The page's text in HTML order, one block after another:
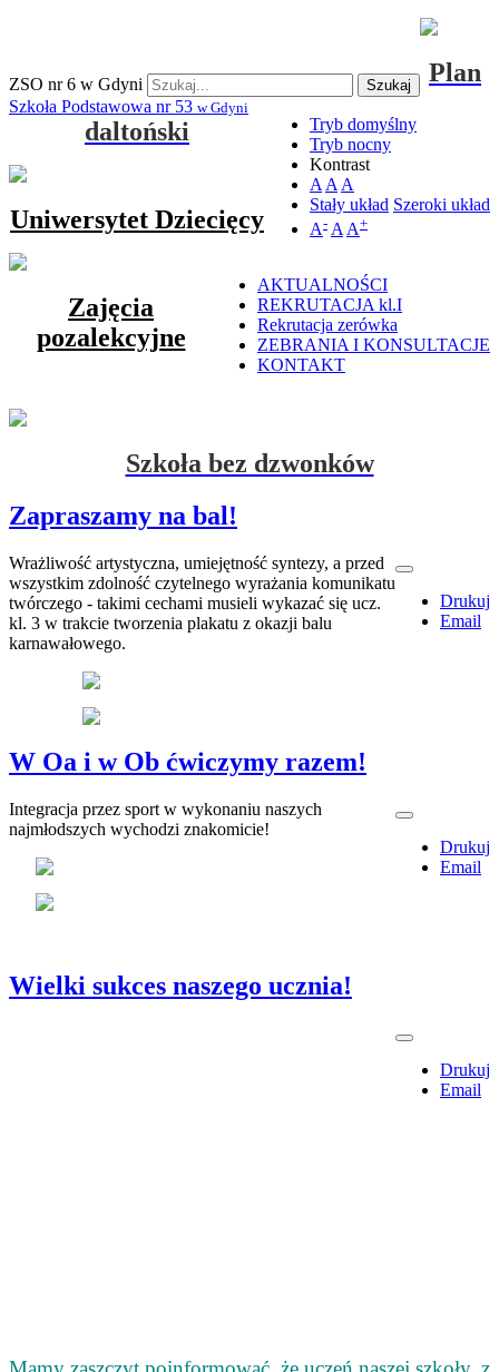
ZSO nr 6 w Gdyni Szukaj
Tryb domyślny
Tryb nocny
Kontrast
A A A
Stały układ Szeroki układ
A- A A+
Szkoła Podstawowa nr 53 w Gdyni
AKTUALNOŚCI
REKRUTACJA kl.I
Rekrutacja zerówka
ZEBRANIA I KONSULTACJE
KONTAKT
Plan
daltoński
Uniwersytet Dziecięcy
Zajęcia
pozalekcyjne
Szkoła bez dzwonków
Zapraszamy na bal!
Drukuj
Email
Wrażliwość artystyczna, umiejętność syntezy, a przed
wszystkim zdolność czytelnego wyrażania komunikatu
twórczego - takimi cechami musieli wykazać się ucz.
kl. 3 w trakcie tworzenia plakatu z okazji balu
karnawałowego.
W Oa i w Ob ćwiczymy razem!
Drukuj
Email
Integracja przez sport w wykonaniu naszych
najmłodszych wychodzi znakomicie!
Wielki sukces naszego ucznia!
Drukuj
Email